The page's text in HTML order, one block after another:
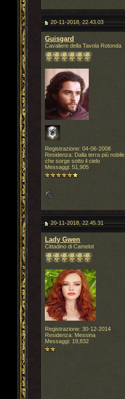
20-11-2018, 22.43.03
Guisgard
Cavaliere della Tavola Rotonda
Registrazione: 04-06-2008
Residenza: Dalla terra più nobile
che sorge sotto il cielo
Messaggi: 51,905
20-11-2018, 22.45.31
Lady Gwen
Cittadino di Camelot
Registrazione: 30-12-2014
Residenza: Messina
Messaggi: 19,832